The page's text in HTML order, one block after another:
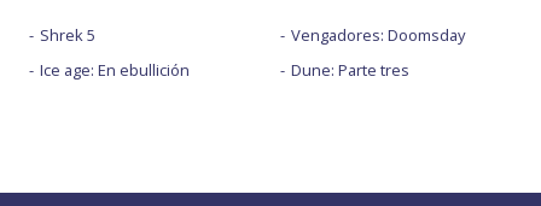
Shrek 5
Ice age: En ebullición
Vengadores: Doomsday
Dune: Parte tres